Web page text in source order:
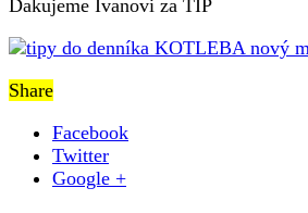
Ďakujeme Ivanovi za TIP
Share
Facebook
Twitter
Google +